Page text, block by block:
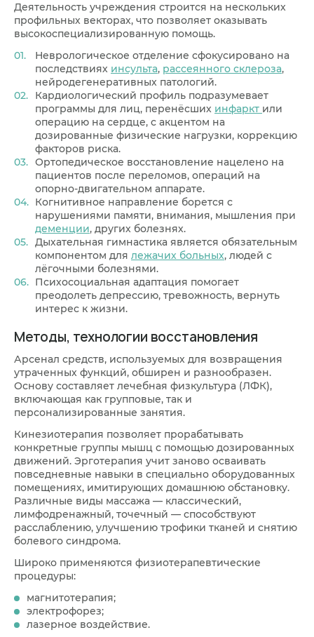
Деятельность учреждения строится на нескольких
профильных векторах, что позволяет оказывать
высокоспециализированную помощь.
Неврологическое отделение сфокусировано на
последствиях инсульта, рассеянного склероза,
нейродегенеративных патологий.
Кардиологический профиль подразумевает
программы для лиц, перенёсших инфаркт или
операцию на сердце, с акцентом на
дозированные физические нагрузки, коррекцию
факторов риска.
Ортопедическое восстановление нацелено на
пациентов после переломов, операций на
опорно-двигательном аппарате.
Когнитивное направление борется с
нарушениями памяти, внимания, мышления при
деменции, других болезнях.
Дыхательная гимнастика является обязательным
компонентом для лежачих больных, людей с
лёгочными болезнями.
Психосоциальная адаптация помогает
преодолеть депрессию, тревожность, вернуть
интерес к жизни.
Методы, технологии восстановления
Арсенал средств, используемых для возвращения
утраченных функций, обширен и разнообразен.
Основу составляет лечебная физкультура (ЛФК),
включающая как групповые, так и
персонализированные занятия.
Кинезиотерапия позволяет прорабатывать
конкретные группы мышц с помощью дозированных
движений. Эрготерапия учит заново осваивать
повседневные навыки в специально оборудованных
помещениях, имитирующих домашнюю обстановку.
Различные виды массажа — классический,
лимфодренажный, точечный — способствуют
расслаблению, улучшению трофики тканей и снятию
болевого синдрома.
Широко применяются физиотерапевтические
процедуры:
магнитотерапия;
электрофорез;
лазерное воздействие.